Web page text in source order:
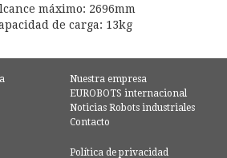
máximo: 2696mm
de carga: 13kg
Nuestra empresa
EUROBOTS internacional
Noticias Robots industriales
Contacto
Política de privacidad